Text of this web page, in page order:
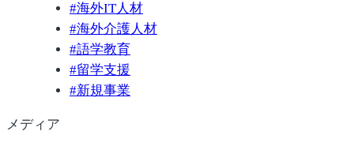
#海外IT人材
#海外介護人材
#語学教育
#留学支援
#新規事業
メディア